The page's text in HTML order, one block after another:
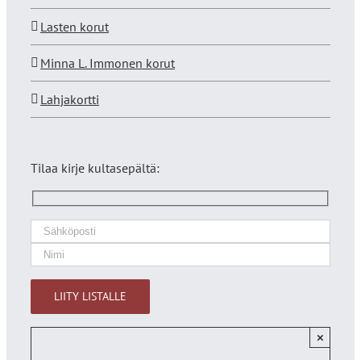
Lasten korut
Minna L. Immonen korut
Lahjakortti
Tilaa kirje kultasepältä:
×